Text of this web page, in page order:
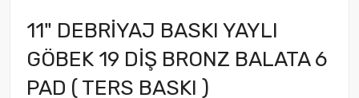
11" DEBRİYAJ BASKI YAYLI
GÖBEK 19 DİŞ BRONZ BALATA 6
PAD ( TERS BASKI )